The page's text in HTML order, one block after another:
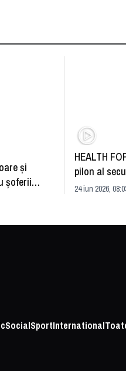
și
șoferii
HEALTH
pilon al
dezvoltării
24 iun 2026,
SocialSportInternational